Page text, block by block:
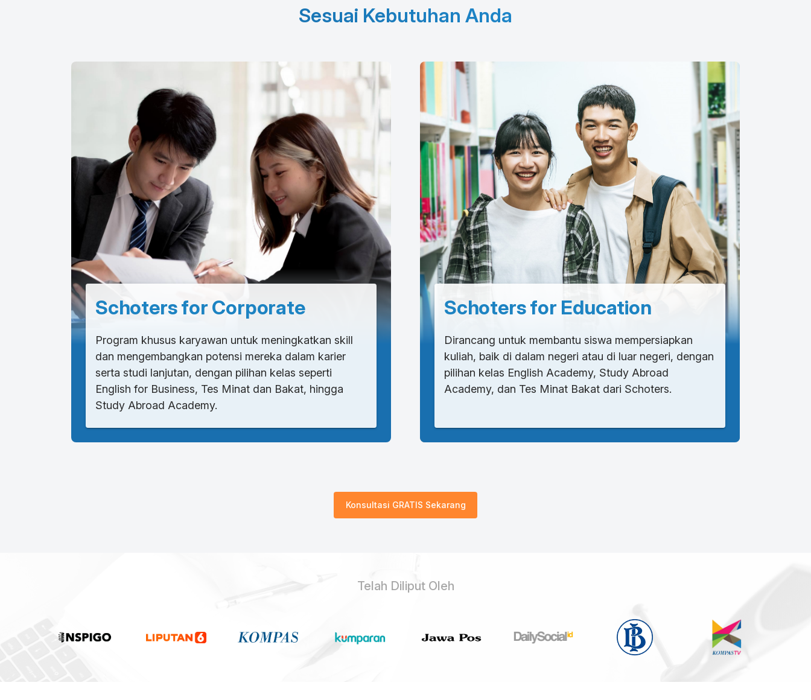
Sesuai Kebutuhan Anda
Schoters for Corporate
Program khusus karyawan untuk meningkatkan skill
dan mengembangkan potensi mereka dalam karier
serta studi lanjutan, dengan pilihan kelas seperti
English for Business, Tes Minat dan Bakat, hingga
Study Abroad Academy.
Schoters for Education
Dirancang untuk membantu siswa mempersiapkan
kuliah, baik di dalam negeri atau di luar negeri, dengan
pilihan kelas English Academy, Study Abroad
Academy, dan Tes Minat Bakat dari Schoters.
Konsultasi GRATIS Sekarang
Telah Diliput Oleh